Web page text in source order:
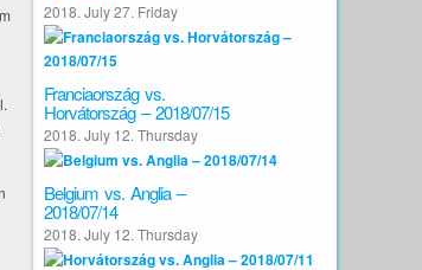
2018. July 27. Friday
Franciaország vs.
Horvátország – 2018/07/15
2018. July 12. Thursday
Belgium vs. Anglia –
2018/07/14
2018. July 12. Thursday